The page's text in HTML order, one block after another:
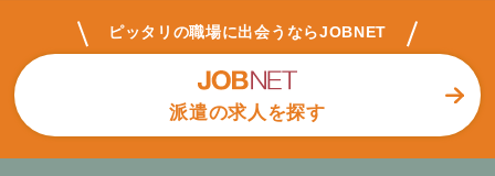
ピッタリの職場に出会うならJOBNET
派遣の求人を探す